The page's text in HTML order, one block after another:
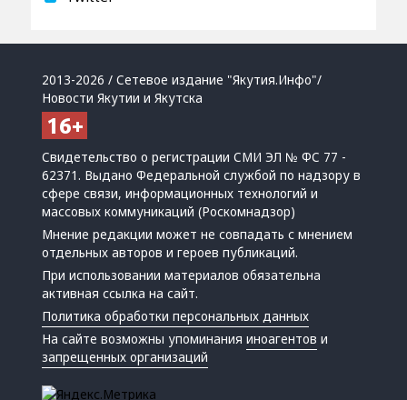
2013-2026 / Сетевое издание "Якутия.Инфо"/
Новости Якутии и Якутска
Свидетельство о регистрации СМИ ЭЛ № ФС 77 -
62371. Выдано Федеральной службой по надзору в
сфере связи, информационных технологий и
массовых коммуникаций (Роскомнадзор)
Мнение редакции может не совпадать с мнением
отдельных авторов и героев публикаций.
При использовании материалов обязательна
активная ссылка на сайт.
Политика обработки персональных данных
На сайте возможны упоминанияиноагентов и
запрещенных организаций